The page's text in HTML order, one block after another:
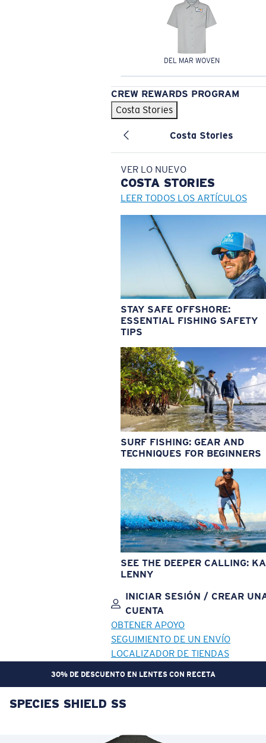
DEL MAR WOVEN
CREW REWARDS PROGRAM
Costa Stories
Costa Stories
VER LO NUEVO
COSTA STORIES
LEER TODOS LOS ARTÍCULOS
STAY SAFE OFFSHORE:
ESSENTIAL FISHING SAFETY
TIPS
SURF FISHING: GEAR AND
TECHNIQUES FOR BEGINNERS
SEE THE DEEPER CALLING:
LENNY
INICIAR SESIÓN / CREAR
CUENTA
OBTENER APOYO
SEGUIMIENTO DE UN ENVÍO
LOCALIZADOR DE TIENDAS
30% DE DESCUENTO EN LENTES CON RECETA
OBJETIVO ACTUALIZADO
SPECIES SHIELD SS